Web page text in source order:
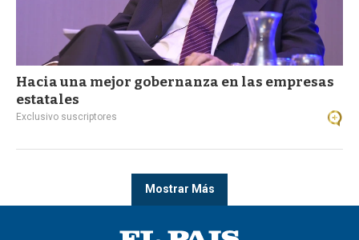
Hacia una mejor gobernanza en las empresas
estatales
Exclusivo suscriptores
Mostrar Más